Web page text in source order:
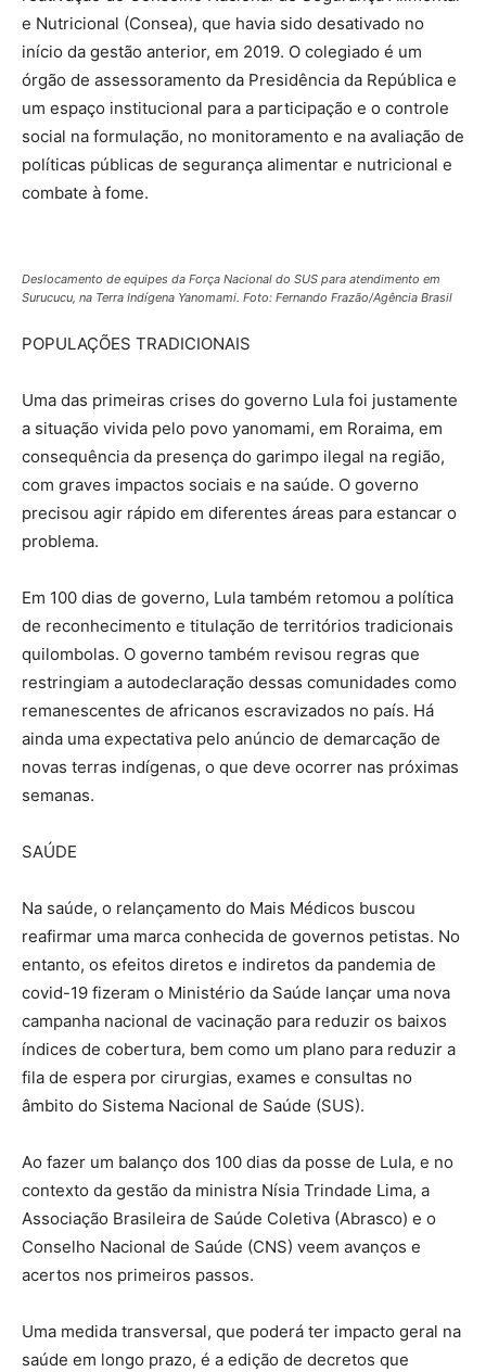
e Nutricional (Consea), que havia sido desativado no
início da gestão anterior, em 2019. O colegiado é um
órgão de assessoramento da Presidência da República e
um espaço institucional para a participação e o controle
social na formulação, no monitoramento e na avaliação de
políticas públicas de segurança alimentar e nutricional e
combate à fome.
Deslocamento de equipes da Força Nacional do SUS para atendimento em
Surucucu, na Terra Indígena Yanomami. Foto: Fernando Frazão/Agência Brasil
POPULAÇÕES TRADICIONAIS
Uma das primeiras crises do governo Lula foi justamente
a situação vivida pelo povo yanomami, em Roraima, em
consequência da presença do garimpo ilegal na região,
com graves impactos sociais e na saúde. O governo
precisou agir rápido em diferentes áreas para estancar o
problema.
Em 100 dias de governo, Lula também retomou a política
de reconhecimento e titulação de territórios tradicionais
quilombolas. O governo também revisou regras que
restringiam a autodeclaração dessas comunidades como
remanescentes de africanos escravizados no país. Há
ainda uma expectativa pelo anúncio de demarcação de
novas terras indígenas, o que deve ocorrer nas próximas
semanas.
SAÚDE
Na saúde, o relançamento do Mais Médicos buscou
reafirmar uma marca conhecida de governos petistas. No
entanto, os efeitos diretos e indiretos da pandemia de
covid-19 fizeram o Ministério da Saúde lançar uma nova
campanha nacional de vacinação para reduzir os baixos
índices de cobertura, bem como um plano para reduzir a
fila de espera por cirurgias, exames e consultas no
âmbito do Sistema Nacional de Saúde (SUS).
Ao fazer um balanço dos 100 dias da posse de Lula, e no
contexto da gestão da ministra Nísia Trindade Lima, a
Associação Brasileira de Saúde Coletiva (Abrasco) e o
Conselho Nacional de Saúde (CNS) veem avanços e
acertos nos primeiros passos.
Uma medida transversal, que poderá ter impacto geral na
saúde em longo prazo, é a edição de decretos que